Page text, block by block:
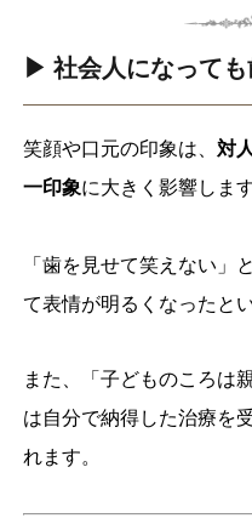
▶ 社会人になって
笑顔や口元の印象は、 対
一印象に大きく影響します
「歯を見せて笑えない」
て表情が明るくなったと
また、「子どものころは
は自分で納得した治療を
れます。